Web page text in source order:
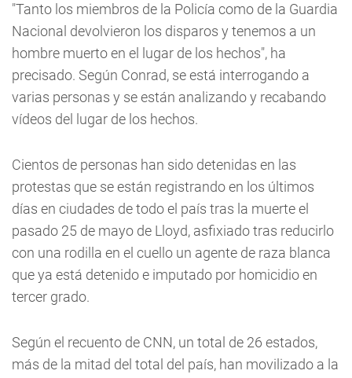
"Tanto los miembros de la Policía como de la Guardia
Nacional devolvieron los disparos y tenemos a un
hombre muerto en el lugar de los hechos", ha
precisado. Según Conrad, se está interrogando a
varias personas y se están analizando y recabando
vídeos del lugar de los hechos.
Cientos de personas han sido detenidas en las
protestas que se están registrando en los últimos
días en ciudades de todo el país tras la muerte el
pasado 25 de mayo de Lloyd, asfixiado tras reducirlo
con una rodilla en el cuello un agente de raza blanca
que ya está detenido e imputado por homicidio en
tercer grado.
Según el recuento de CNN, un total de 26 estados,
más de la mitad del total del país, han movilizado a la